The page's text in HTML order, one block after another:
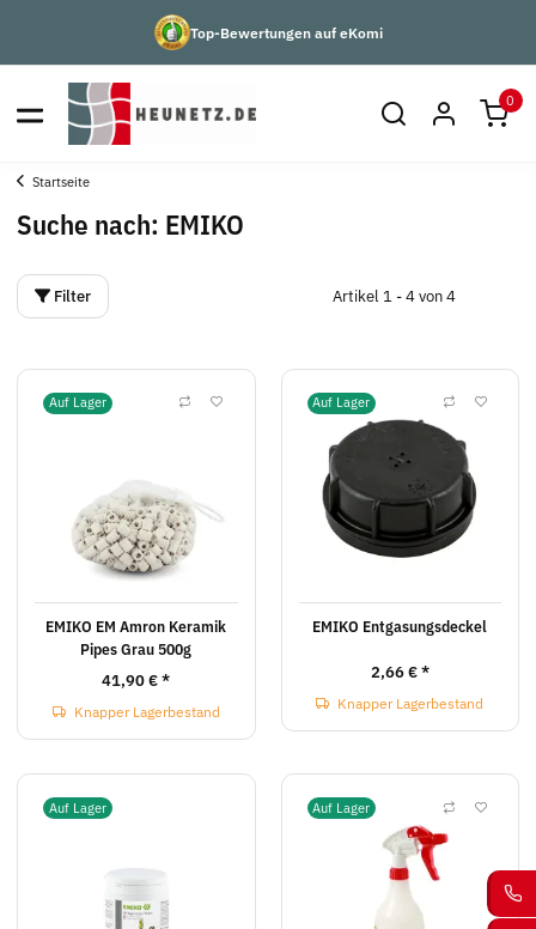
Top-Bewertungen auf eKomi
0
Startseite
Suche nach: EMIKO
Filter Artikel 1 - 4 von 4
Auf Lager
EMIKO EM Amron Keramik
Pipes Grau 500g
41,90 €*
Knapper Lagerbestand
Auf Lager
EMIKO Entgasungsdeckel
2,66 €*
Knapper Lagerbestand
Auf Lager Auf Lager